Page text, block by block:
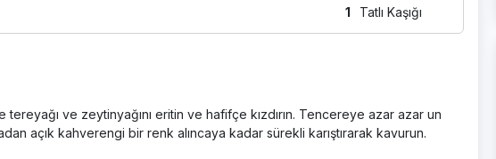
1 Tatlı Kaşığı
ve zeytinyağını eritin ve hafifçe kızdırın. Tencereye azar azar un
açık kahverengi bir renk alıncaya kadar sürekli karıştırarak kavurun.